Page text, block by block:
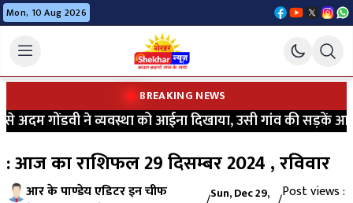
Mon, 10 Aug 2026
BREAKING NEWS
गोंडवी ने व्यवस्था को आईना दिखाया, उसी गांव की सड़कें आज
: आज का राशिफल 29 दिसम्बर 2024 , रविवार
आर के पाण्डेय एडिटर इन चीफ
Sun, Dec 29,
Post views :